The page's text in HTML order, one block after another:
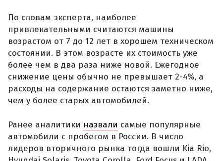
По словам эксперта, наиболее
привлекательными считаются машины
возрастом от 7 до 12 лет в хорошем техническом
состоянии. В этом возрасте их стоимость уже
более чем в два раза ниже новой. Ежегодное
снижение цены обычно не превышает 2-4%, а
расходы на содержание остаются заметно ниже,
чем у более старых автомобилей.
Ранее аналитики назвали самые популярные
автомобили с пробегом в России. В число
лидеров вторичного рынка тогда вошли Kia Rio,